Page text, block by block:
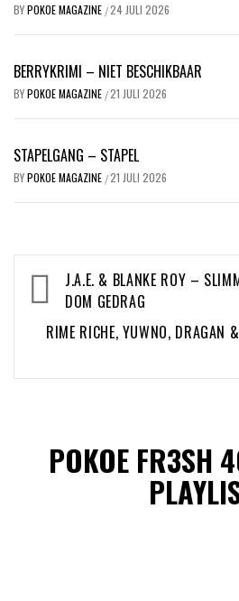
BYPOKOE MAGAZINE /24 JULI 2026
BERRYKRIMI – NIET BESCHIKBAAR
BYPOKOE MAGAZINE /21 JULI 2026
STAPELGANG – STAPEL
BYPOKOE MAGAZINE /21 JULI 2026
Bericht
navigatie
J.A.E. & BLANKE ROY –
DOM GEDRAG
RIME RICHE, YUWNO, DRAGAN
POKOE FR3SH